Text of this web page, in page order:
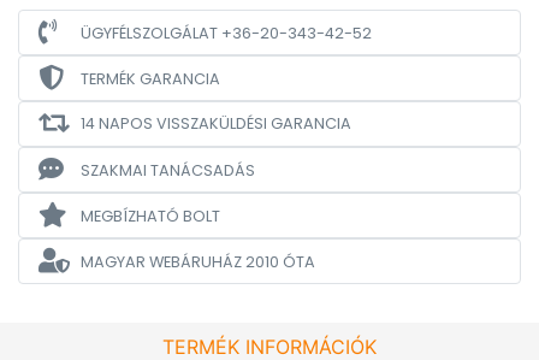
ÜGYFÉLSZOLGÁLAT +36-20-343-42-52
TERMÉK GARANCIA
14 NAPOS VISSZAKÜLDÉSI GARANCIA
SZAKMAI TANÁCSADÁS
MEGBÍZHATÓ BOLT
MAGYAR WEBÁRUHÁZ2010 ÓTA
TERMÉK INFORMÁCIÓK